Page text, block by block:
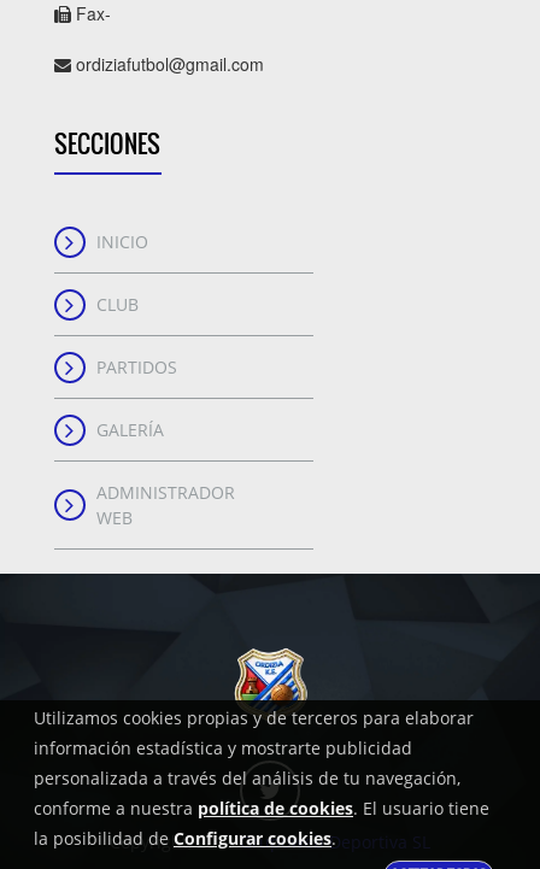
Fax-
ordiziafutbol@gmail.com
SECCIONES
INICIO
CLUB
PARTIDOS
GALERÍA
ADMINISTRADOR
WEB
Copyright, 2018Grupoweb Deportiva SL
Utilizamos cookies propias y de terceros para elaborar
información estadística y mostrarte publicidad
personalizada a través del análisis de tu navegación,
conforme a nuestra política de cookies. El usuario tiene
la posibilidad de Configurar cookies.